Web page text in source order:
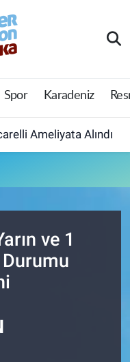
Spor Karadeniz
Ameliyata Alındı
ve 1